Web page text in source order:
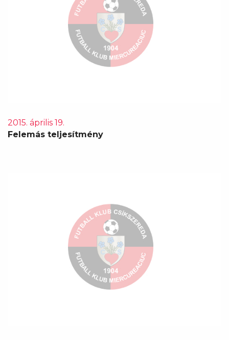
2015. április 19.
Felemás teljesítmény